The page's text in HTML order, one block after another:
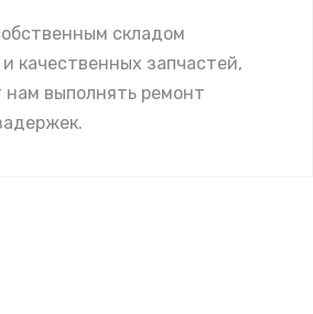
складом
качественных запчастей,
нам выполнять ремонт